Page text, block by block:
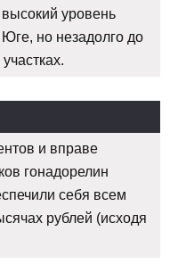
высокий уровень
но незадолго до
и вправе
гонадорелин
себя всем
рублей (исходя